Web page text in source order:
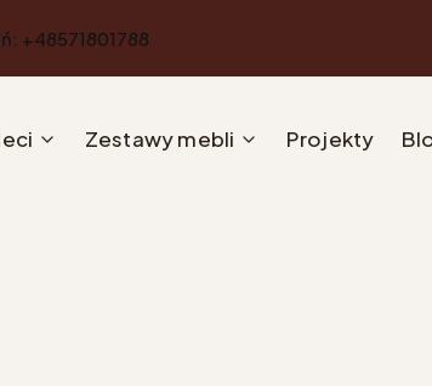
+48571801788
Zestawy mebli Projekty